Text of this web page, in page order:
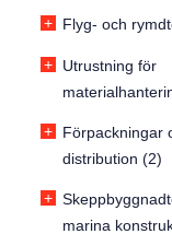
+ Flyg- och
+ Utrustning för
+ Förpackningar
distribution (2)
+
marina